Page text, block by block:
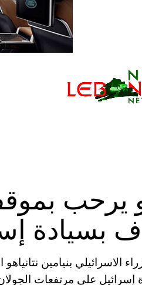
يرحب
بسيادة
الاسرائيلي بنيامين